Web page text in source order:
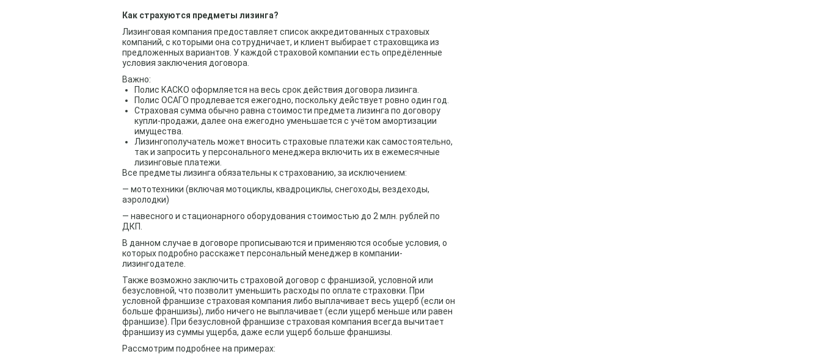
Как страхуются предметы лизинга?
Лизинговая компания предоставляет список аккредитованных страховых
компаний, с которыми она сотрудничает, и клиент выбирает страховщика из
предложенных вариантов. У каждой страховой компании есть опредёленные
условия заключения договора.
Важно:
Полис КАСКО оформляется на весь срок действия договора лизинга.
Полис ОСАГО продлевается ежегодно, поскольку действует ровно один год.
Страховая сумма обычно равна стоимости предмета лизинга по договору
купли-продажи, далее она ежегодно уменьшается с учётом амортизации
имущества.
Лизингополучатель может вносить страховые платежи как самостоятельно,
так и запросить у персонального менеджера включить их в ежемесячные
лизинговые платежи.
Все предметы лизинга обязательны к страхованию, за исключением:
— мототехники (включая мотоциклы, квадроциклы, снегоходы, вездеходы,
аэролодки)
— навесного и стационарного оборудования стоимостью до 2 млн. рублей по
ДКП.
В данном случае в договоре прописываются и применяются особые условия, о
которых подробно расскажет персональный менеджер в компании-
лизингодателе.
Также возможно заключить страховой договор с франшизой, условной или
безусловной, что позволит уменьшить расходы по оплате страховки. При
условной франшизе страховая компания либо выплачивает весь ущерб (если он
больше франшизы), либо ничего не выплачивает (если ущерб меньше или равен
франшизе). При безусловной франшизе страховая компания всегда вычитает
франшизу из суммы ущерба, даже если ущерб больше франшизы.
Рассмотрим подробнее на примерах: